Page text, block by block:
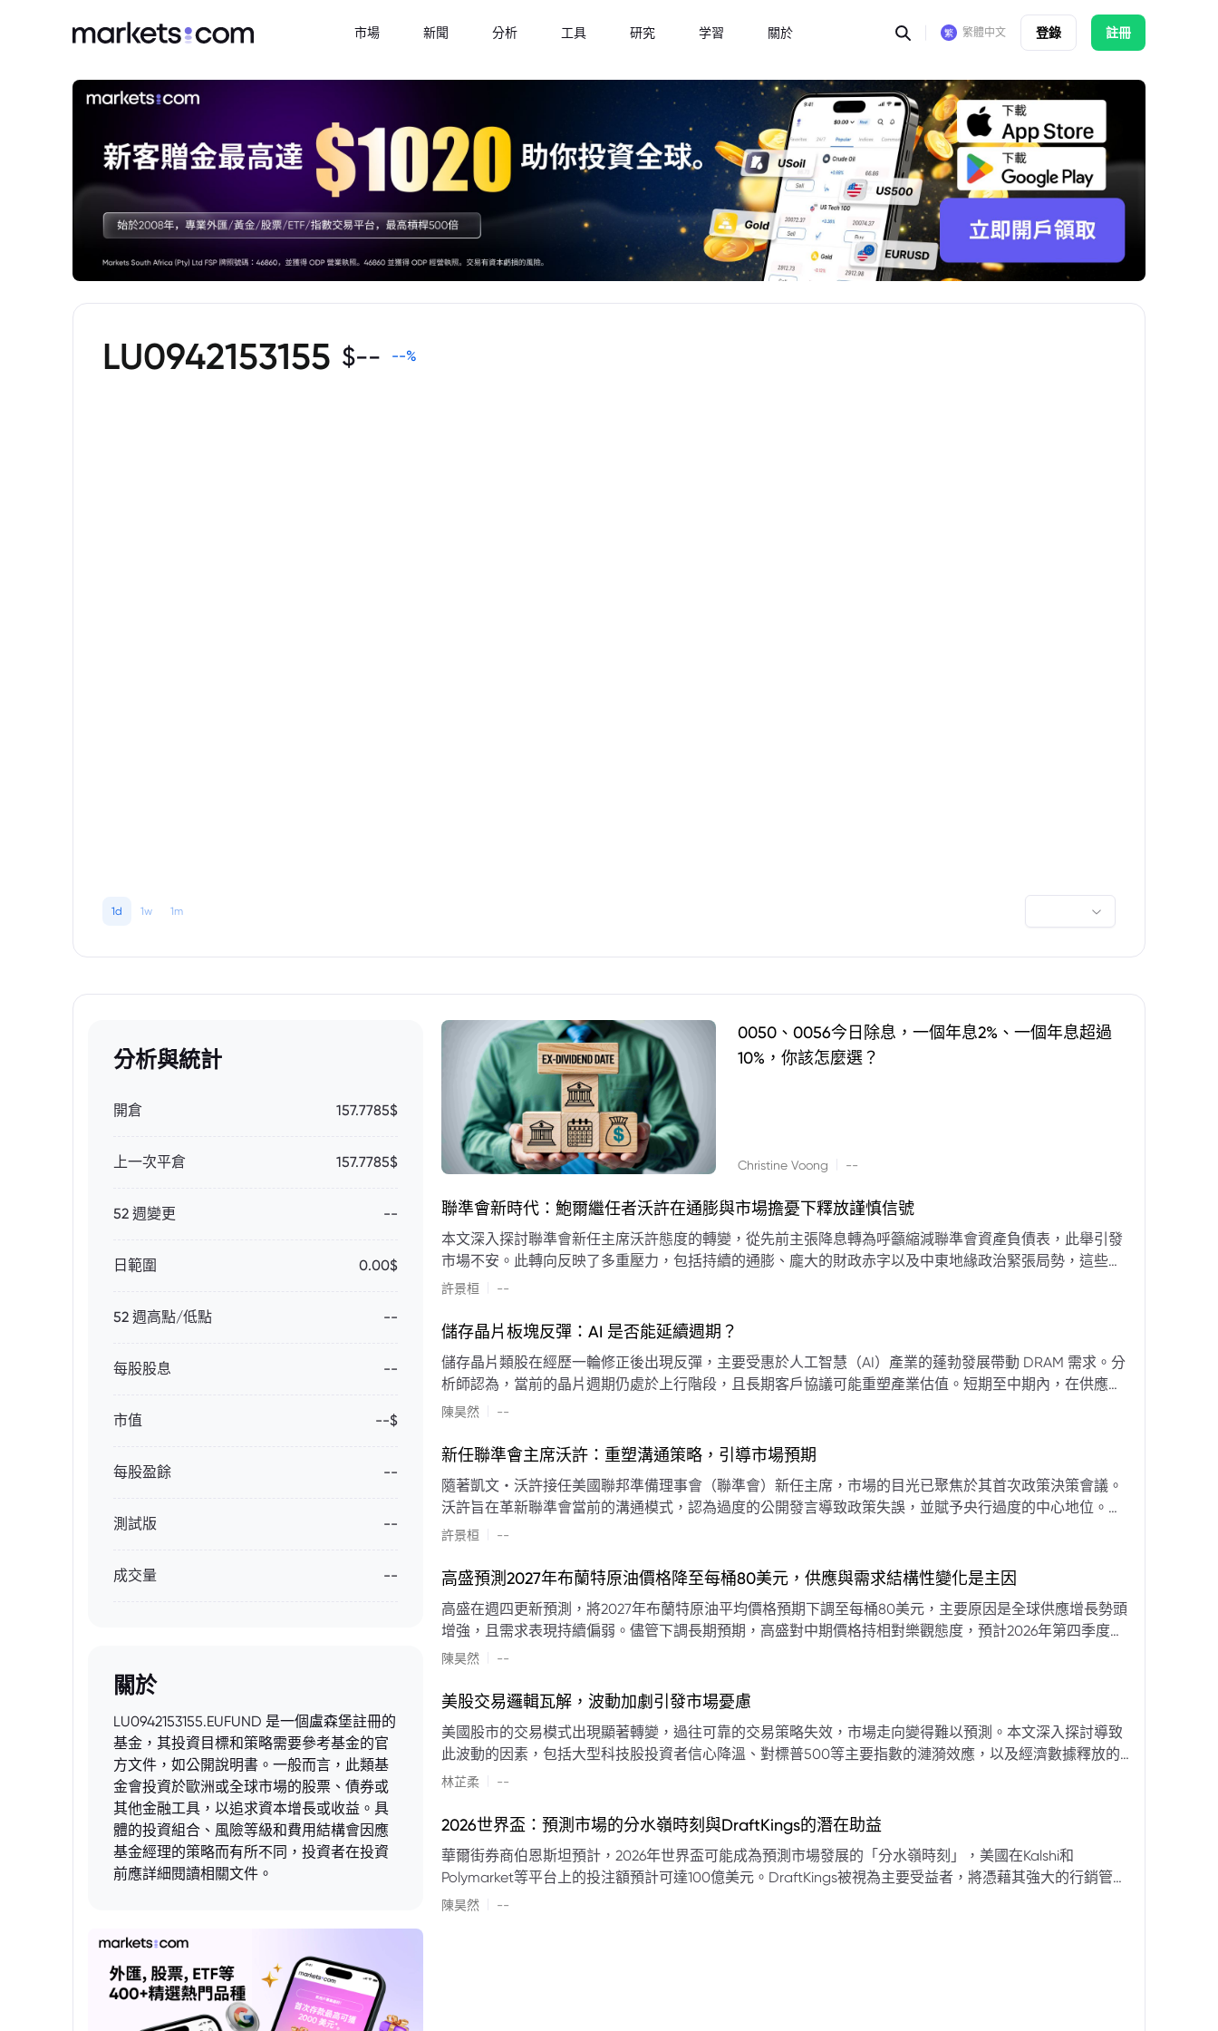
市場 新聞 分析 工具 研究 学習 關於 繁體中文 登錄 註冊
LU0942153155 $-- --%
1d 1w 1m
分析與統計
開倉 157.7785$
上一次平倉 157.7785$
52 週變更 --
日範圍 0.00$
52 週高點/低點 --
每股股息 --
市值 --$
每股盈餘 --
測試版 --
成交量 --
關於
LU0942153155.EUFUND 是一個盧森堡註冊的
基金，其投資目標和策略需要參考基金的官
方文件，如公開說明書。一般而言，此類基
金會投資於歐洲或全球市場的股票、債券或
其他金融工具，以追求資本增長或收益。具
體的投資組合、風險等級和費用結構會因應
基金經理的策略而有所不同，投資者在投資
前應詳細閱讀相關文件。
0050、0056今日除息，一個年息2%、一個年息超過
10%，你該怎麼選？
Christine Voong --
聯準會新時代：鮑爾繼任者沃許在通膨與市場擔憂下釋放謹慎信號
本文深入探討聯準會新任主席沃許態度的轉變，從先前主張降息轉為呼籲縮減聯準會資產負債表，此舉引發
市場不安。此轉向反映了多重壓力，包括持續的通膨、龐大的財政赤字以及中東地緣政治緊張局勢，這些因
素限制了聯準會實施降息或激進縮減資產負債表的空間。專家預計將進入政策觀望期，重點將放在維持較高
許景桓 --
儲存晶片板塊反彈：AI 是否能延續週期？
儲存晶片類股在經歷一輪修正後出現反彈，主要受惠於人工智慧（AI）產業的蓬勃發展帶動 DRAM 需求。分
析師認為，當前的晶片週期仍處於上行階段，且長期客戶協議可能重塑產業估值。短期至中期內，在供應受
限的支撐下，價格預期將持續走高。
陳昊然 --
新任聯準會主席沃許：重塑溝通策略，引導市場預期
隨著凱文・沃許接任美國聯邦準備理事會（聯準會）新任主席，市場的目光已聚焦於其首次政策決策會議。
沃許旨在革新聯準會當前的溝通模式，認為過度的公開發言導致政策失誤，並賦予央行過度的中心地位。他
計畫重塑政策預期的發布方式及其頻率，目標是減少對預期市場信號的依賴，並強化對經濟基本面的關注。
許景桓 --
高盛預測2027年布蘭特原油價格降至每桶80美元，供應與需求結構性變化是主因
高盛在週四更新預測，將2027年布蘭特原油平均價格預期下調至每桶80美元，主要原因是全球供應增長勢頭
增強，且需求表現持續偏弱。儘管下調長期預期，高盛對中期價格持相對樂觀態度，預計2026年第四季度布
蘭特原油均價為每桶90美元。該行認為，美國、巴西、圭亞那、委內瑞拉及阿聯酋的產量提升，加上需求端
其影響低於預期，二季度的全球供應缺口（每日500萬至600萬桶）因需求疲軟和市場已存在的供過於求而
口受阻持續，2026年底油價可能升至每桶110美元以上，極端情況下2027年甚至可能觸及140美元。相對地，
若供應快速恢復且需求進一步走弱，2026年底油價可能回落至每桶70美元左右，2027年則可能降至每桶60
美元。
陳昊然 --
美股交易邏輯瓦解，波動加劇引發市場憂慮
美國股市的交易模式出現顯著轉變，過往可靠的交易策略失效，市場走向變得難以預測。本文深入探討導致
此波動的因素，包括大型科技股投資者信心降溫、對標普500等主要指數的漣漪效應，以及經濟數據釋放的
矛盾信號。專家意見顯示，雙向交易與市場震盪加劇將成為新常態。重點摘要包括：先前「逢低買入」策略
點：** * **交易邏輯轉變：** 順勢做多的市場邏輯已瓦解，市場走向變得難以預測。 * **科技股信心減弱：**
現顯著的單日反轉幅度，整體市場穩定性大幅下降。 * **經濟數據拉扯：** 經濟數據表現出韌性與聯準會緊
縮貨幣政策預期升溫之間形成拉扯，加劇市場不確定性。 * **專家預期：** 預計將持續出現板塊輪動與風格
切換，投資者意見分歧程度處於極高水平。 * **聚焦聯準會：** 聯準會的利率決議及後續記者會，被視為短
林芷柔 --
2026世界盃：預測市場的分水嶺時刻與DraftKings的潛在助益
華爾街券商伯恩斯坦預計，2026年世界盃可能成為預測市場發展的「分水嶺時刻」，美國在Kalshi和
Polymarket等平台上的投注額預計可達100億美元。DraftKings被視為主要受益者，將憑藉其強大的行銷管
道、西班牙語轉播權以及對預測市場業務的拓展，為即將到來的NFL賽季做準備。
陳昊然 --